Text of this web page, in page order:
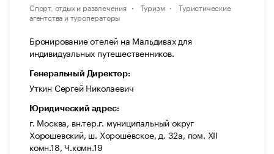
Спорт, отдых и развлечения Туризм
Туристические
агентства и туроператоры
Бронирование отелей на Мальдивах для
индивидуальных путешественников.
Генеральный Директор:
Уткин Сергей Николаевич
Юридический адрес:
г. Москва, вн.тер.г. муниципальный округ
Хорошевский, ш. Хорошёвское, д. 32а, пом. XII
комн.18, Ч.комн.19